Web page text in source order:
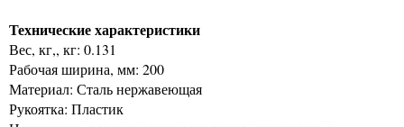
Технические характеристики
Вес, кг,, кг: 0.131
Рабочая ширина, мм: 200
Материал: Сталь нержавеющая
Рукоятка: Пластик